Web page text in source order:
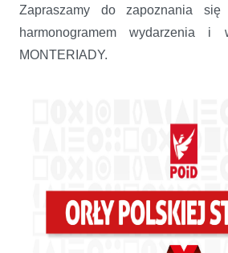
Zapraszamy do zapoznania się
harmonogramem wydarzenia i
MONTERIADY.